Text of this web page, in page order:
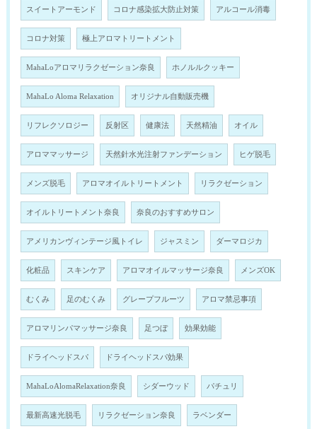
スイートアーモンド コロナ感染拡大防止対策 アルコール消毒
コロナ対策 極上アロマトリートメント
MahaLoアロマリラクゼーション奈良 ホノルルクッキー
MahaLo Aloma Relaxation オリジナル自動販売機
リフレクソロジー 反射区 健康法 天然精油 オイル
アロママッサージ 天然針水光注射ファンデーション ヒゲ脱毛
メンズ脱毛 アロマオイルトリートメント リラクゼーション
オイルトリートメント奈良 奈良のおすすめサロン
アメリカンヴィンテージ風トイレ ジャスミン ダーマロジカ
化粧品 スキンケア アロマオイルマッサージ奈良 メンズOK
むくみ 足のむくみ グレープフルーツ アロマ禁忌事項
アロマリンパマッサージ奈良 足つぼ 効果効能
ドライヘッドスパ ドライヘッドスパ効果
MahaLoAlomaRelaxation奈良 シダーウッド パチュリ
最新高速光脱毛 リラクゼーション奈良 ラベンダー